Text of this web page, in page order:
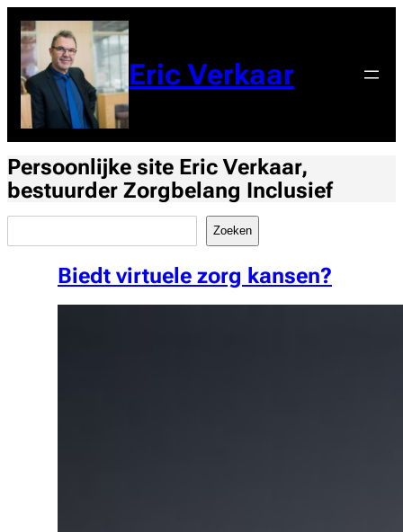
naar
de
inhoud
Eric Verkaar
Persoonlijke site Eric Verkaar,
bestuurder Zorgbelang Inclusief
Zoeken
Biedt virtuele zorg kansen?